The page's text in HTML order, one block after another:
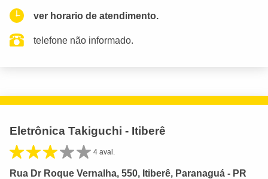
ver horario de atendimento.
telefone não informado.
Eletrônica Takiguchi - Itiberê
4 aval.
Rua Dr Roque Vernalha, 550, Itiberê, Paranaguá - PR